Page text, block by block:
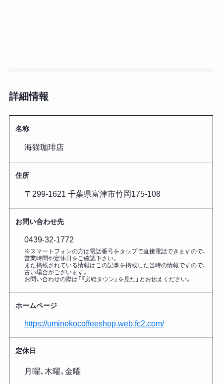
詳細情報
名称
海猫珈琲店
住所
〒299-1621 千葉県富津市竹岡175-108
お問い合わせ先
0439-32-1772
※スマートフォンの方は電話番号をタップで直接電話できますので、
営業時間や定休日をご確認下さい。
また掲載されている情報はこの記事を掲載した当時の情報ですので、
古い場合がございます。
お問い合わせの際は「『房総タウン』を見た」とお伝えください。
ホームページ
https://uminekocoffeeshop.web.fc2.com/
定休日
月曜、木曜、金曜